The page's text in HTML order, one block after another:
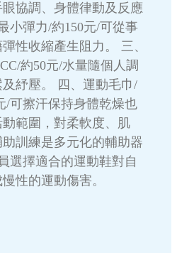
協調、身體律動及反應
小彈力/約150元/可從事
性收縮產生阻力。 三、
約50元/水量隨個人調
紓壓。 四、運動毛巾/
/可擦汗保持身體乾燥也
範圍，對柔軟度、肌
訓練是多元化的輔助器
選擇適合的運動鞋對自
性的運動傷害。